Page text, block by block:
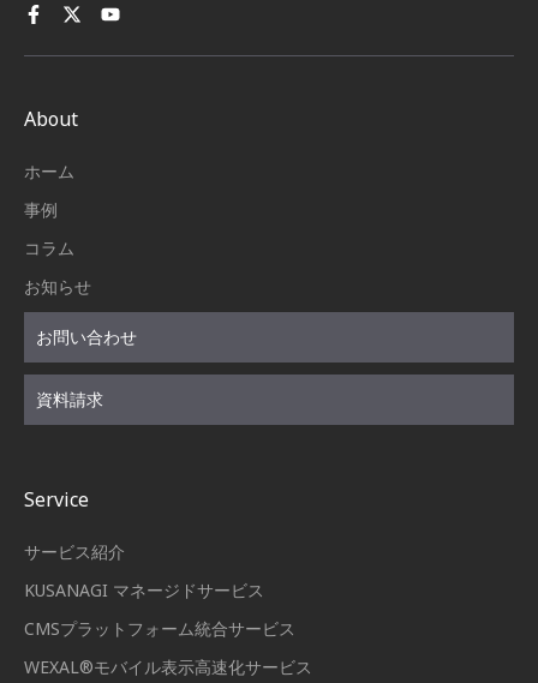
About
ホーム
事例
コラム
お知らせ
お問い合わせ
資料請求
Service
サービス紹介
KUSANAGI マネージドサービス
CMSプラットフォーム統合サービス
WEXAL®モバイル表示高速化サービス